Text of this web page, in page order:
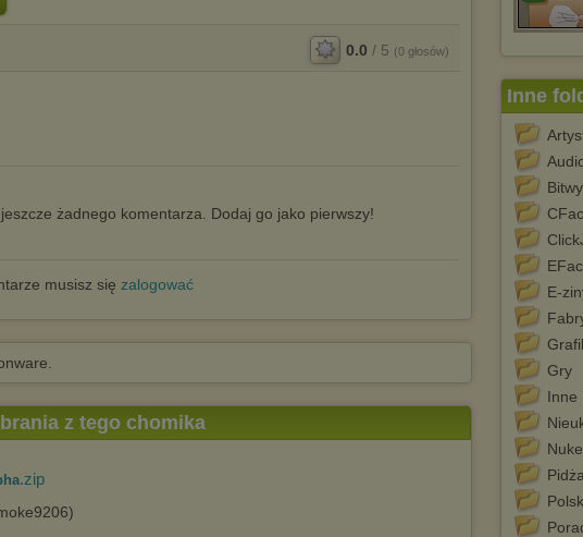
0.0 / 5 (0 głosów)
żadnego komentarza. Dodaj go jako pierwszy!
musisz się zalogować
Inne
E-
Gry
Inne
z tego chomika
.zip